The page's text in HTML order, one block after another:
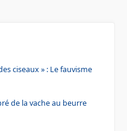
ciseaux » : Le fauvisme
de la vache au beurre